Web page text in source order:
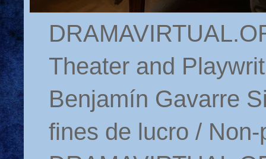
Theater and
Benjamín Gavarre
fines de lucro /